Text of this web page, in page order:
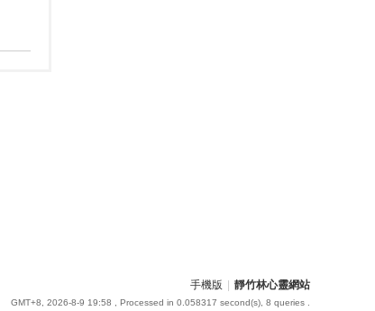
手機版 靜竹林心靈網站
GMT+8, 2026-8-9 19:58 , Processed in 0.058317 second(s), 8 queries .